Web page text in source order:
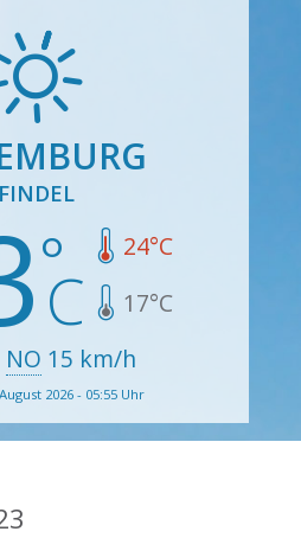
FINDEL
24°C
17°C
NO 15 km/h
2026 - 05:55 Uhr